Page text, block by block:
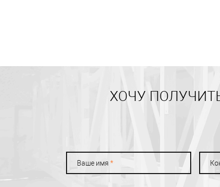
ХОЧУ
Ваше имя *